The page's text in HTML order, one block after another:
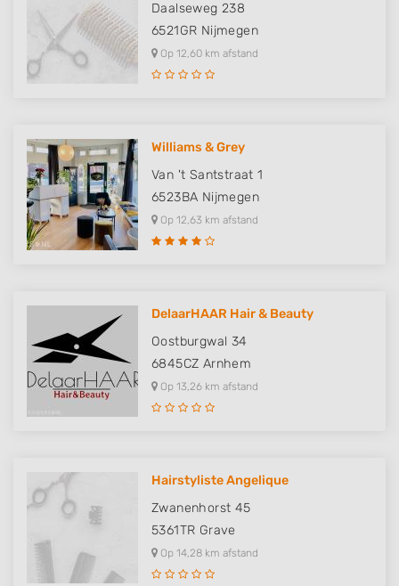
Daalseweg 238
6521GR Nijmegen
Op 12,60 km afstand
Williams & Grey
Van 't Santstraat 1
6523BA Nijmegen
Op 12,63 km afstand
DelaarHAAR Hair & Beauty
Oostburgwal 34
6845CZ Arnhem
Op 13,26 km afstand
Hairstyliste Angelique
Zwanenhorst 45
5361TR Grave
Op 14,28 km afstand